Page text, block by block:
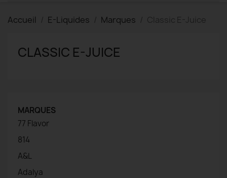
Accueil E-Liquides Marques Classic E-Juice
CLASSIC E-JUICE
MARQUES
77 Flavor
814
A&L
Adalya